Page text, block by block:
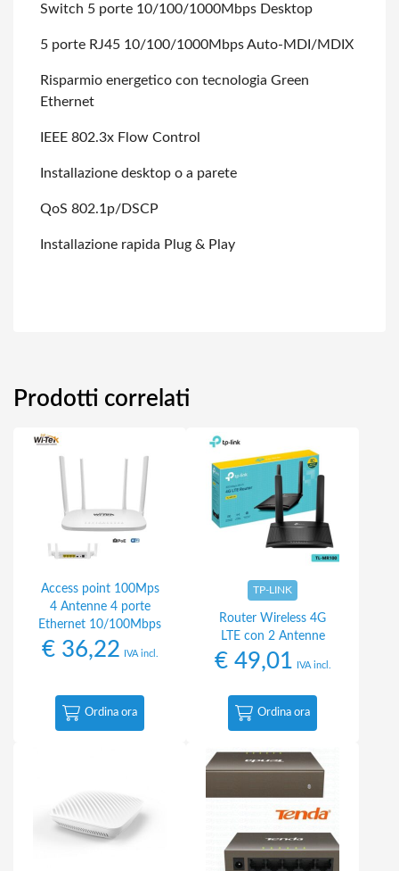
Switch 5 porte 10/100/1000Mbps Desktop
5 porte RJ45 10/100/1000Mbps Auto-MDI/MDIX
Risparmio energetico con tecnologia Green
Ethernet
IEEE 802.3x Flow Control
Installazione desktop o a parete
QoS 802.1p/DSCP
Installazione rapida Plug & Play
Prodotti correlati
Access point 100Mps
4 Antenne 4 porte
Ethernet 10/100Mbps
€36,22 IVA incl.
Ordina ora
TP-LINK
Router Wireless 4G
LTE con 2 Antenne
€49,01 IVA incl.
Ordina ora